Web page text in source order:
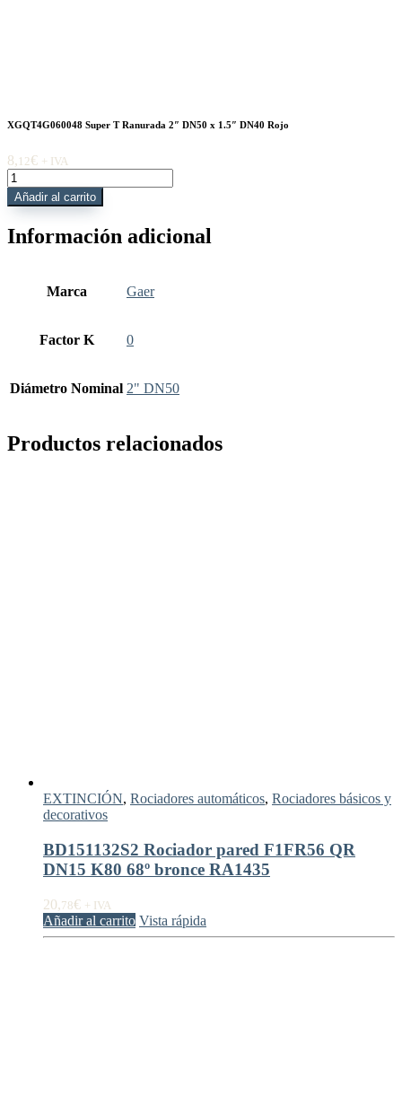
XGQT4G060048 Super T Ranurada 2″ DN50 x 1.5″ DN40 Rojo
8, 12€ + IVA
XGQT4G060048
Super
T
2"
cantidad
Añadir al carrito
Información adicional
Marca Gaer
Factor K 0
Diámetro Nominal 2" DN50
Productos relacionados
EXTINCIÓN, Rociadores automáticos, Rociadores básicos y
decorativos
BD151132S2 Rociador pared F1FR56 QR
DN15 K80 68º bronce RA1435
20,78€ + IVA
Añadir al carrito Vista rápida